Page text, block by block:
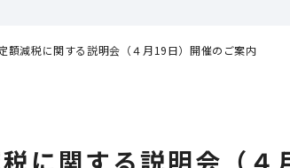
額減税に関する説明会（４月19日）開催のご案内
に関する説明会（４